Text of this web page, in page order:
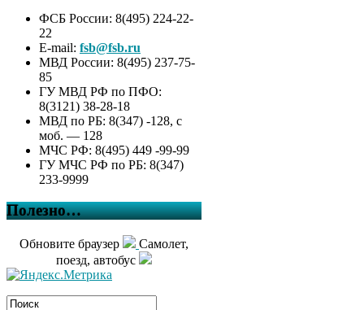
ФСБ России: 8(495) 224-22-
22
E-mail: fsb@fsb.ru
МВД России: 8(495) 237-75-
85
ГУ МВД РФ по ПФО:
8(3121) 38-28-18
МВД по РБ: 8(347) -128, с
моб. — 128
МЧС РФ: 8(495) 449 -99-99
ГУ МЧС РФ по РБ: 8(347)
233-9999
Полезно…
Обновите браузер
Самолет,
поезд, автобус